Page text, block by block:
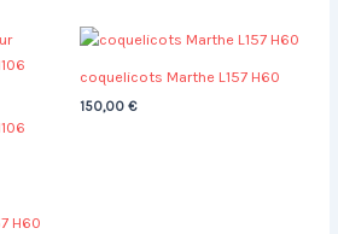
coquelicots Marthe L157 H60
150,00 €